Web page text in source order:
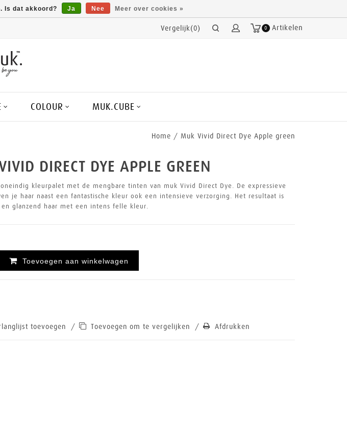
0 Artikelen
Vergelijk(0)
COLOUR MUK.CUBE
Home / Muk Vivid Direct Dye Apple green
DIRECT DYE APPLE GREEN
kleurpalet met de mengbare tinten van muk Vivid Direct Dye. De expressieve
je haar naast een fantastische kleur ook een intensieve verzorging. Het resultaat is
en glanzend haar met een intens felle kleur.
Toevoegen aan winkelwagen
toevoegen
/ Toevoegen om te vergelijken / Afdrukken
Is dat akkoord? Ja Nee Meer over cookies »